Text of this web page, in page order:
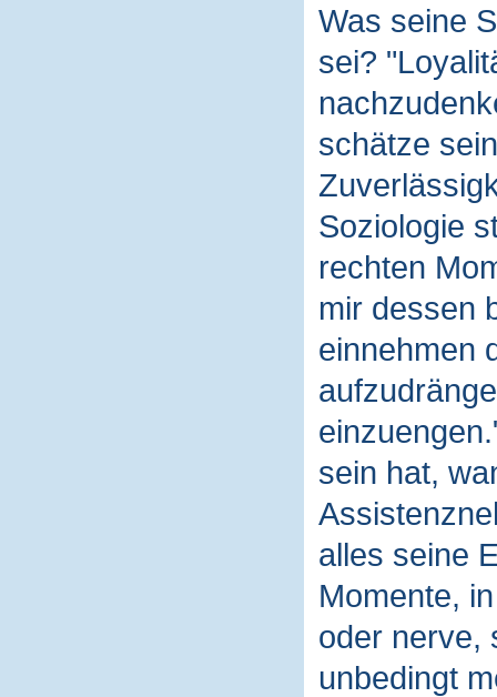
Was seine
sei?
schätze
Soziologie
rechten
mir dessen
einnehmen
sein hat,
alles seine
Momente,
oder nerve,
unbedingt